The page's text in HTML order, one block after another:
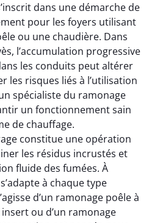
dans une démarche de
pour les foyers utilisant
ou une chaudière. Dans
l’accumulation progressive
les conduits peut altérer
les risques liés à l’utilisation
spécialiste du ramonage
un fonctionnement sain
de chauffage.
constitue une opération
les résidus incrustés et
fluide des fumées. À
à chaque type
d’un ramonage poêle à
ou d’un ramonage